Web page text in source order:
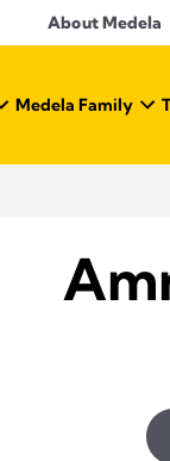
About Medela
Medela Family